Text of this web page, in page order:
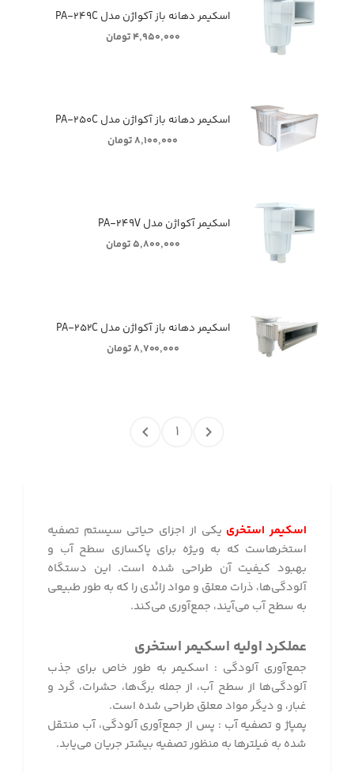
اسکیمر دهانه باز آکواژن مدل PA-۲۴۹C
۴,۹۵۰,۰۰۰ تومان
اسکیمر دهانه باز آکواژن مدل PA-۲۵۰C
۸,۱۰۰,۰۰۰ تومان
اسکیمر آکواژن مدل PA-۲۴۹V
۵,۸۰۰,۰۰۰ تومان
اسکیمر دهانه باز آکواژن مدل PA-۲۵۲C
۸,۷۰۰,۰۰۰ تومان
۱
اسکیمر استخری یکی از اجزای حیاتی سیستم تصفیه
استخرهاست که به ویژه برای پاکسازی سطح آب و
بهبود کیفیت آن طراحی شده است. این دستگاه
آلودگی‌ها، ذرات معلق و مواد زائدی را که به طور طبیعی
به سطح آب می‌آیند، جمع‌آوری می‌کند.
عملکرد اولیه اسکیمر استخری
جمع‌آوری آلودگی : اسکیمر به طور خاص برای جذب
آلودگی‌ها از سطح آب، از جمله برگ‌ها، حشرات، گرد و
غبار، و دیگر مواد معلق طراحی شده است.
پمپاژ و تصفیه آب : پس از جمع‌آوری آلودگی، آب منتقل
شده به فیلترها به منظور تصفیه بیشتر جریان می‌یابد.